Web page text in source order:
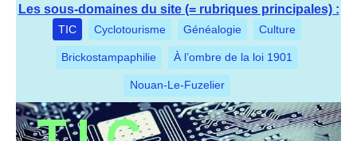
Les sous-domaines du site (= rubriques principales) :
TIC Cyclotourisme Généalogie Culture
Brickostampaphilie À l’ombre de la loi 1901
Nouan-Le-Fuzelier